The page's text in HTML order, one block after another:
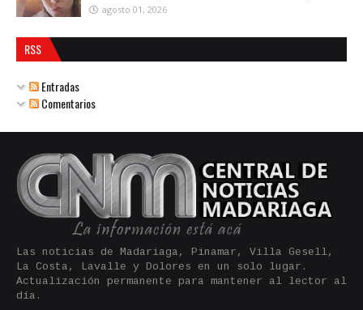
agosto 01, 2026
RSS
Entradas
Comentarios
Las noticias de Madariaga, Pinamar, Villa Gesell,
La Costa, Lavalle y Dolores en un solo lugar.
Actualización permanente para mantener al lector al
día.